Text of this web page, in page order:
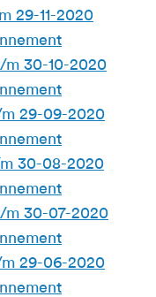
29-11-2020
30-10-2020
29-09-2020
30-08-2020
m 30-07-2020
29-06-2020